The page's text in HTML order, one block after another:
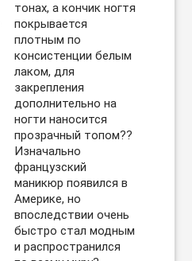
тонах, а кончик ногтя
покрывается
плотным по
консистенции белым
лаком, для
закрепления
дополнительно на
ногти наносится
прозрачный топом??
Изначально
французский
маникюр появился в
Америке, но
впоследствии очень
быстро стал модным
и распространился